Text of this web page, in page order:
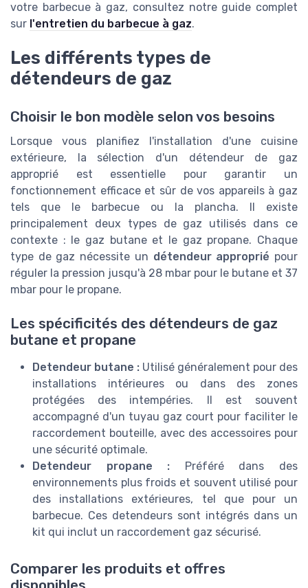
votre barbecue à gaz, consultez notre guide complet
sur l'entretien du barbecue à gaz.
Les différents types de
détendeurs de gaz
Choisir le bon modèle selon vos besoins
Lorsque vous planifiez l'installation d'une cuisine
extérieure, la sélection d'un détendeur de gaz
approprié est essentielle pour garantir un
fonctionnement efficace et sûr de vos appareils à gaz
tels que le barbecue ou la plancha. Il existe
principalement deux types de gaz utilisés dans ce
contexte : le gaz butane et le gaz propane. Chaque
type de gaz nécessite un détendeur approprié pour
réguler la pression jusqu'à 28 mbar pour le butane et 37
mbar pour le propane.
Les spécificités des détendeurs de gaz
butane et propane
Detendeur butane : Utilisé généralement pour des
installations intérieures ou dans des zones
protégées des intempéries. Il est souvent
accompagné d'un tuyau gaz court pour faciliter le
raccordement bouteille, avec des accessoires pour
une sécurité optimale.
Detendeur propane : Préféré dans des
environnements plus froids et souvent utilisé pour
des installations extérieures, tel que pour un
barbecue. Ces detendeurs sont intégrés dans un
kit qui inclut un raccordement gaz sécurisé.
Comparer les produits et offres